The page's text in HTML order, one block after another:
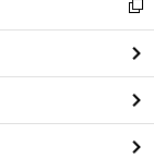
前
閉
る
新
し
い
ウ
ィ
ン
ド